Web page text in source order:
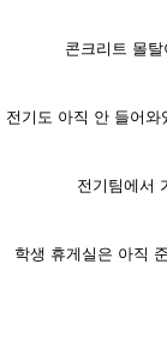
콘크리트 몰
전기도 아직 안 들어와
전기팀에서
학생 휴게실은 아직